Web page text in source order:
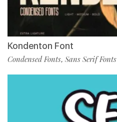
Kondenton Font
Condensed Fonts, Sans Serif Fonts